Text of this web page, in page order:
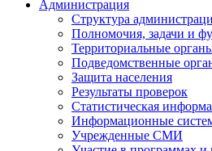
Администрация
Структура
Полномочия, задачи и
Территориальные
Подведомственные
Защита населения
Результаты проверок
Статистическая
Информационные
Учрежденные СМИ